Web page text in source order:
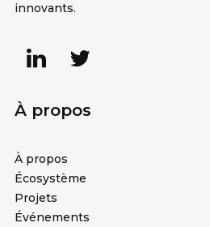
innovants.
À propos
À propos
Écosystème
Projets
Événements